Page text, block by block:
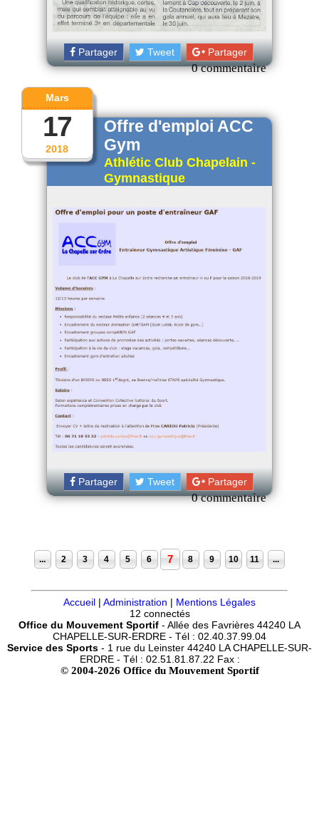
Partager Tweet Partager
0 commentaire
2018
Mars
17
Offre d'emploi ACC
Gym
Athlétic Club Chapelain -
Gymnastique
Partager Tweet Partager
0 commentaire
... 2 3 4 5 6 7 8 9 10 11 ...
Accueil | Administration | Mentions Légales
12 connectés
Office du Mouvement Sportif - Allée des Favrières 44240 LA
CHAPELLE-SUR-ERDRE - Tél : 02.40.37.99.04
Service des Sports - 1 rue du Leinster 44240 LA CHAPELLE-SUR-
ERDRE - Tél : 02.51.81.87.22 Fax :
© 2004-2026 Office du Mouvement Sportif